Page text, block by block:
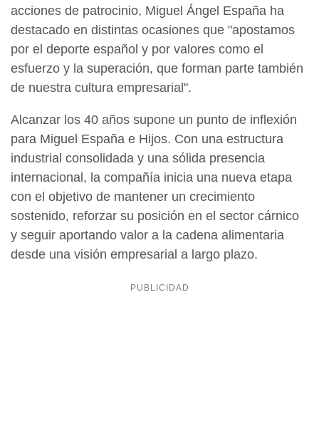
acciones de patrocinio, Miguel Ángel España ha
destacado en distintas ocasiones que "apostamos
por el deporte español y por valores como el
esfuerzo y la superación, que forman parte también
de nuestra cultura empresarial".
Alcanzar los 40 años supone un punto de inflexión
para Miguel España e Hijos. Con una estructura
industrial consolidada y una sólida presencia
internacional, la compañía inicia una nueva etapa
con el objetivo de mantener un crecimiento
sostenido, reforzar su posición en el sector cárnico
y seguir aportando valor a la cadena alimentaria
desde una visión empresarial a largo plazo.